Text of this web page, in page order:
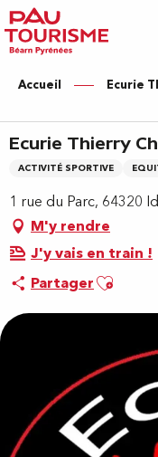
Aller
au
contenu
principal
Accueil Ecurie
Ecurie Thierry
ACTIVITÉ SPORTIVE
1 rue du Parc, 64320
M'y rendre
J'y vais en train !
PartagerAjouter